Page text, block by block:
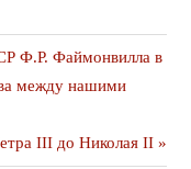
Ф.Р. Файмонвилла в
между нашими
III до Николая II